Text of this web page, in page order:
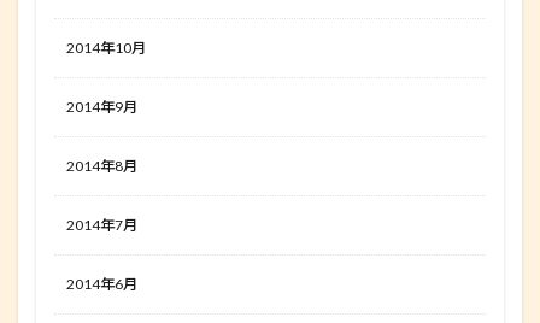
2014年10月
2014年9月
2014年8月
2014年7月
2014年6月